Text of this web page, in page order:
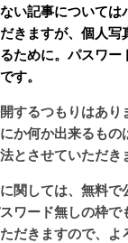
い記事については
きますが、個人写
ために。パスワー
す。
するつもりはあり
か何か出来るもの
とさせていただき
関しては、無料で
ワード無しの枠で
だきますので、よ